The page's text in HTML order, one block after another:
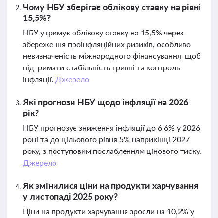
Чому НБУ зберігає облікову ставку на рівні
15,5%?
НБУ утримує облікову ставку на 15,5% через
збереження проінфляційних ризиків, особливо
невизначеність міжнародного фінансування, щоб
підтримати стабільність гривні та контроль
інфляції. Джерело
Які прогнози НБУ щодо інфляції на 2026
рік?
НБУ прогнозує зниження інфляції до 6,6% у 2026
році та до цільового рівня 5% наприкінці 2027
року, з поступовим послабленням цінового тиску.
Джерело
Як змінилися ціни на продукти харчування
у листопаді 2025 року?
Ціни на продукти харчування зросли на 10,2% у